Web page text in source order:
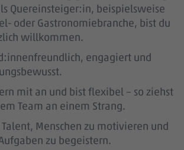
Quereinsteiger:in, beispielsweise
oder Gastronomiebranche, bist du
willkommen.
engagiert und
mit an und bist flexibel – so ziehst
Team an einem Strang.
Talent, Menschen zu motivieren und
zu begeistern.